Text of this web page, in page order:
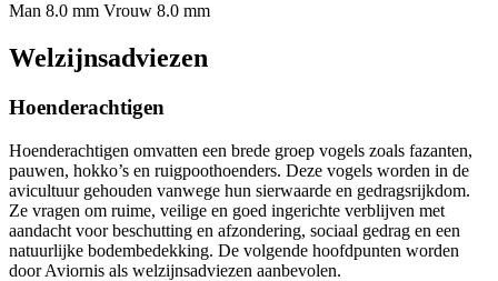
Man 8.0 mm Vrouw 8.0 mm
Welzijnsadviezen
Hoenderachtigen
Hoenderachtigen omvatten een brede groep vogels zoals fazanten,
pauwen, hokko’s en ruigpoothoenders. Deze vogels worden in de
avicultuur gehouden vanwege hun sierwaarde en gedragsrijkdom.
Ze vragen om ruime, veilige en goed ingerichte verblijven met
aandacht voor beschutting en afzondering, sociaal gedrag en een
natuurlijke bodembedekking. De volgende hoofdpunten worden
door Aviornis als welzijnsadviezen aanbevolen.